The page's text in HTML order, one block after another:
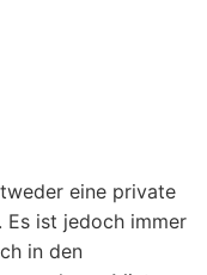
eine private
Es ist jedoch immer
in den